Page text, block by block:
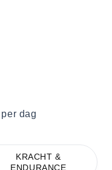
dag
KRACHT &
ENDURANCE